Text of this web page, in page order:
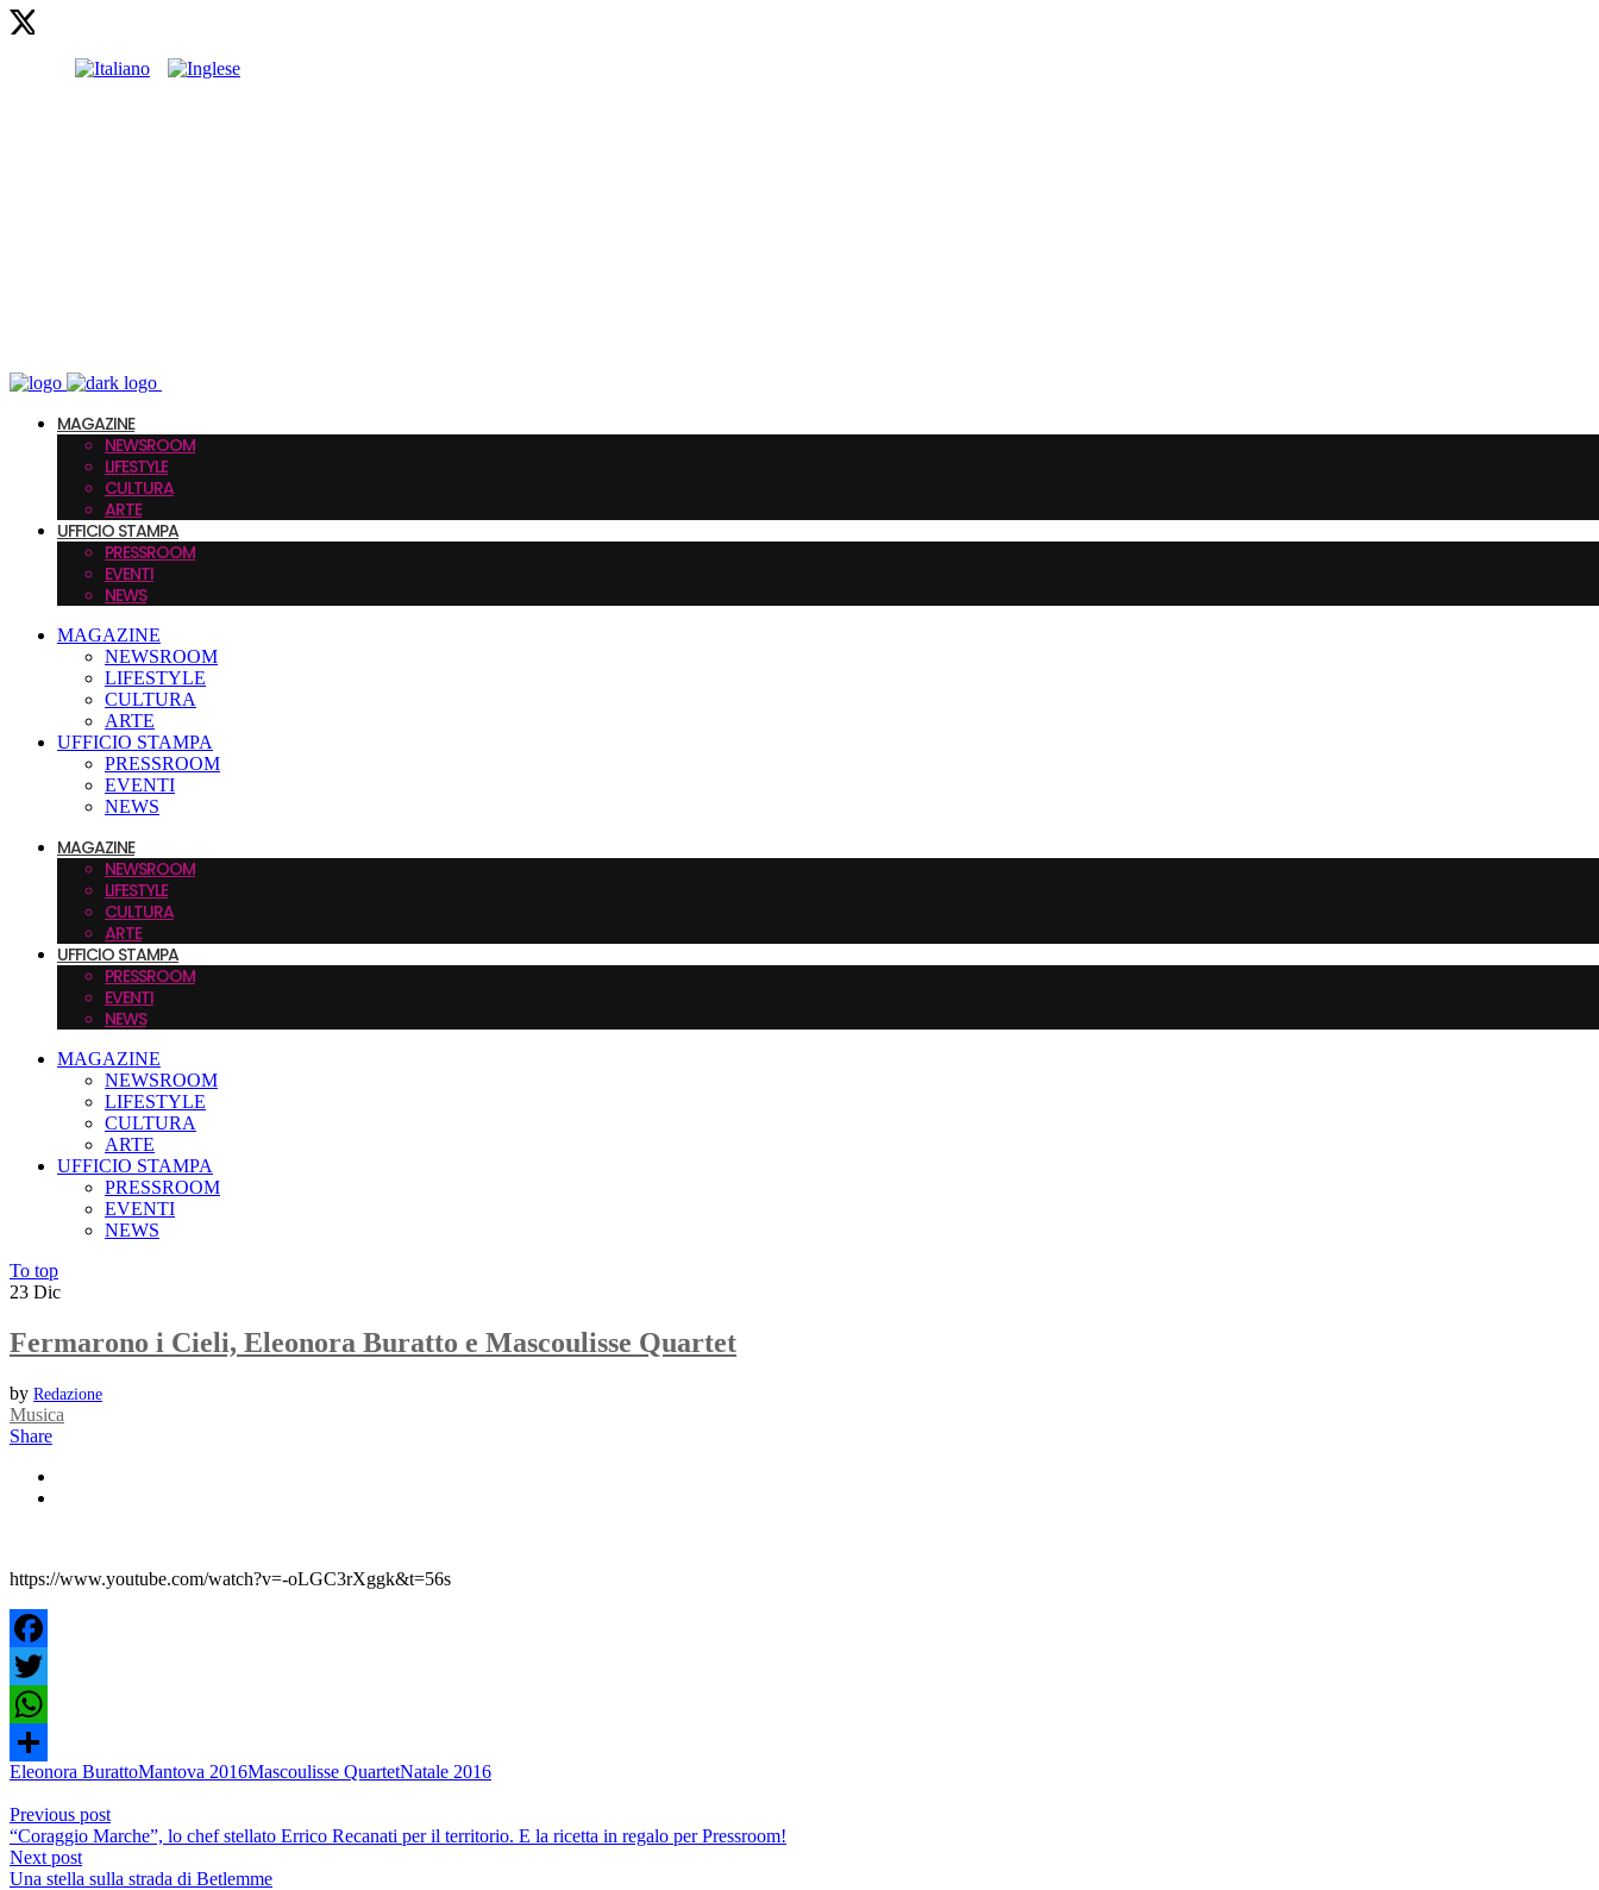
MAGAZINE
NEWSROOM
LIFESTYLE
CULTURA
ARTE
UFFICIO STAMPA
PRESSROOM
EVENTI
NEWS
MAGAZINE
NEWSROOM
LIFESTYLE
CULTURA
ARTE
UFFICIO STAMPA
PRESSROOM
EVENTI
NEWS
MAGAZINE
NEWSROOM
LIFESTYLE
CULTURA
ARTE
UFFICIO STAMPA
PRESSROOM
EVENTI
NEWS
MAGAZINE
NEWSROOM
LIFESTYLE
CULTURA
ARTE
UFFICIO STAMPA
PRESSROOM
EVENTI
NEWS
To top
23 Dic
Fermarono i Cieli, Eleonora Buratto e Mascoulisse Quartet
by Redazione
Musica
Share
https://www.youtube.com/watch?v=-oLGC3rXggk&t=56s
Facebook
Twitter
WhatsApp
Condividi
Eleonora BurattoMantova 2016Mascoulisse QuartetNatale 2016
Previous post
“Coraggio Marche”, lo chef stellato Errico Recanati per il territorio. E la ricetta in regalo per Pressroom!
Next post
Una stella sulla strada di Betlemme